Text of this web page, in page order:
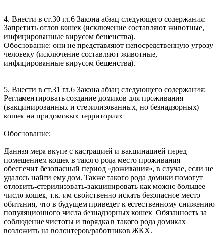
4. Внести в ст.30 гл.6 Закона абзац следующего содержания:
Запретить отлов кошек (исключение составляют животные,
инфицированные вирусом бешенства).
Обоснование: они не представляют непосредственную угрозу
человеку (исключение составляют животные,
инфицированные вирусом бешенства).
5. Внести в ст.31 гл.6 Закона абзац следующего содержания:
Регламентировать создание домиков для проживания
(вакцинированных и стерилизованных, но безнадзорных)
кошек на придомовых территориях.
Обоснование:
Данная мера вкупе с кастрацией и вакцинацией перед
помещением кошек в такого рода место проживания
обеспечит безопасный период «доживания», в случае, если не
удалось найти ему дом. Также такого рода домики помогут
отловить-стерилизовать-вакцинировать как можно большее
число кошек, т.к. им свойственно искать безопасное место
обитания, что в будущем приведет к естественному снижению
популяционного числа безнадзорных кошек. Обязанность за
соблюдение чистоты и порядка в такого рода домиках
возложить на волонтеров/работников ЖКХ.